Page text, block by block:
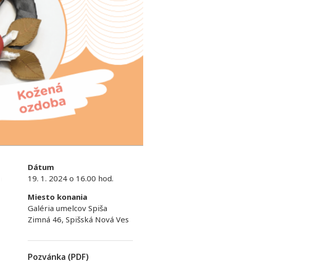
Dátum
19. 1. 2024 o 16.00 hod.
Miesto konania
Galéria umelcov Spiša
Zimná 46, Spišská Nová Ves
Pozvánka (PDF)